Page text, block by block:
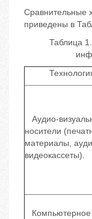
Сравнительные
приведены в
Таблица
Аудио-
носители
материалы,
видеокассеты).
Компьютерное